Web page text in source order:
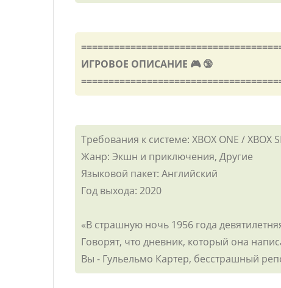
ИГРОВОЕ ОПИСАНИЕ 🎮 🔞
Требования к системе: XBOX ONE / XBOX
Жанр: Экшн и приключения, Другие
Языковой пакет: Английский
Год выхода: 2020
«В страшную ночь 1956 года
Говорят, что дневник, который она
Вы - Гульельмо Картер, бесстрашный